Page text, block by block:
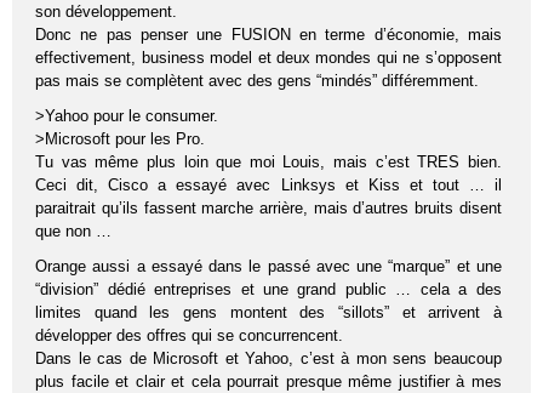
son développement.
Donc ne pas penser une FUSION en terme d’économie, mais
effectivement, business model et deux mondes qui ne s’opposent
pas mais se complètent avec des gens “mindés” différemment.
>Yahoo pour le consumer.
>Microsoft pour les Pro.
Tu vas même plus loin que moi Louis, mais c’est TRES bien.
Ceci dit, Cisco a essayé avec Linksys et Kiss et tout … il
paraitrait qu’ils fassent marche arrière, mais d’autres bruits disent
que non …
Orange aussi a essayé dans le passé avec une “marque” et une
“division” dédié entreprises et une grand public … cela a des
limites quand les gens montent des “sillots” et arrivent à
développer des offres qui se concurrencent.
Dans le cas de Microsoft et Yahoo, c’est à mon sens beaucoup
plus facile et clair et cela pourrait presque même justifier à mes